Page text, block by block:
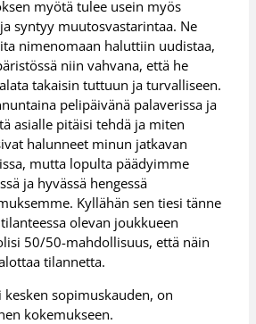
myötä tulee usein myös
syntyy muutosvastarintaa. Ne
nimenomaan haluttiin uudistaa,
niin vahvana, että he
takaisin tuttuun ja turvalliseen.
pelipäivänä palaverissa ja
asialle pitäisi tehdä ja miten
halunneet minun jatkavan
mutta lopulta päädyimme
ja hyvässä hengessä
Kyllähän sen tiesi tänne
olevan joukkueen
50/50-mahdollisuus, että näin
tilannetta.
sopimuskauden, on
kokemukseen.